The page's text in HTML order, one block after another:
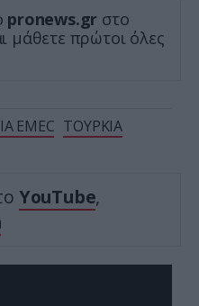
pronews.gr στο
μάθετε πρώτοι όλες
EMEC ΤΟΥΡΚΙΑ
YouTube,